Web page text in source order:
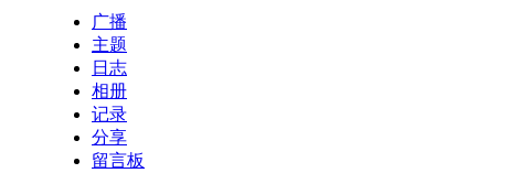
广播
主题
日志
相册
记录
分享
留言板